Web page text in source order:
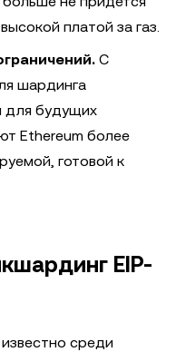
платой за газ.
С
шардинга
для будущих
Ethereum более
готовой к
EIP-
среди